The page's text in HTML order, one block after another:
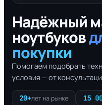
Надёжный
ноутбуков
покупки
Помогаем подобрать
условия — от
20+лет на рынке 15